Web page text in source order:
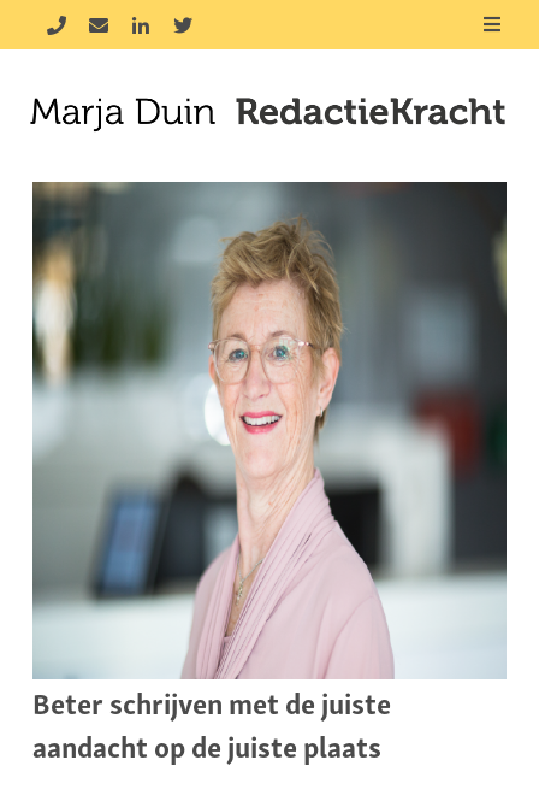
Beter schrijven met de juiste
aandacht op de juiste plaats